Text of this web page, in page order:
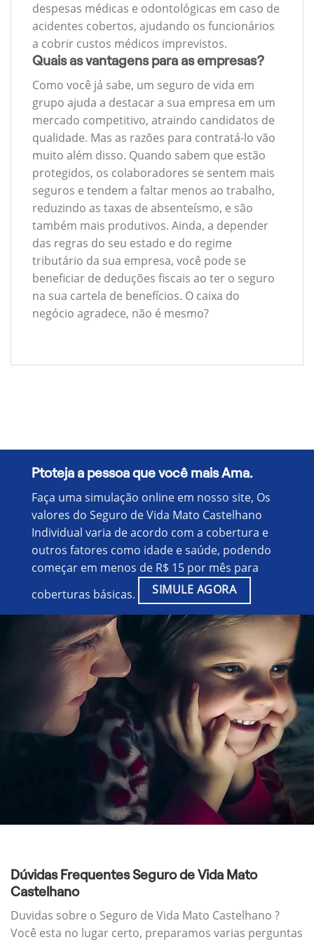
despesas médicas e odontológicas em caso de
acidentes cobertos, ajudando os funcionários
a cobrir custos médicos imprevistos.
Quais as vantagens para as empresas?
Como você já sabe, um seguro de vida em
grupo ajuda a destacar a sua empresa em um
mercado competitivo, atraindo candidatos de
qualidade. Mas as razões para contratá-lo vão
muito além disso. Quando sabem que estão
protegidos, os colaboradores se sentem mais
seguros e tendem a faltar menos ao trabalho,
reduzindo as taxas de absenteísmo, e são
também mais produtivos. Ainda, a depender
das regras do seu estado e do regime
tributário da sua empresa, você pode se
beneficiar de deduções fiscais ao ter o seguro
na sua cartela de benefícios. O caixa do
negócio agradece, não é mesmo?
Ptoteja a pessoa que você mais Ama.
Faça uma simulação online em nosso site, Os
valores do Seguro de Vida Mato Castelhano
Individual varia de acordo com a cobertura e
outros fatores como idade e saúde, podendo
começar em menos de R$ 15 por mês para
coberturas básicas.
SIMULE AGORA
Dúvidas Frequentes Seguro de Vida Mato
Castelhano
Duvidas sobre o Seguro de Vida Mato Castelhano ?
Você esta no lugar certo, preparamos varias perguntas